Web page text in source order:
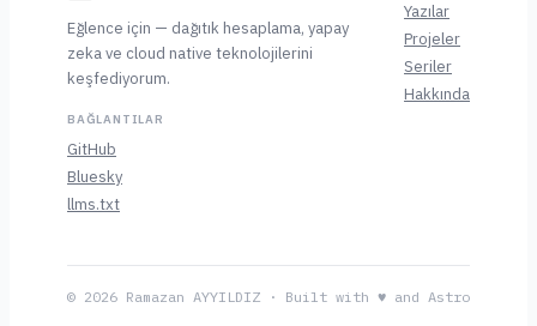
Eğlence için — dağıtık hesaplama, yapay
zeka ve cloud native teknolojilerini
keşfediyorum.
Yazılar
Projeler
Seriler
Hakkında
BAĞLANTILAR
GitHub
Bluesky
llms.txt
© 2026 Ramazan AYYILDIZ · Built with ♥ and Astro